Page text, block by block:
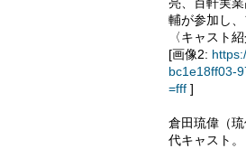
亮、百軒実
輔が参加し
〈キャスト紹
[画像2:
bc1e18ff03-
=fff ]
倉田琉偉（
代キャスト。